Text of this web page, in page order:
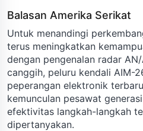
Balasan Amerika Serikat
Untuk menandingi
terus meningkatkan
dengan pengenalan radar
canggih, peluru kendali AIM-
peperangan elektronik
kemunculan pesawat
efektivitas langkah-langkah
dipertanyakan.